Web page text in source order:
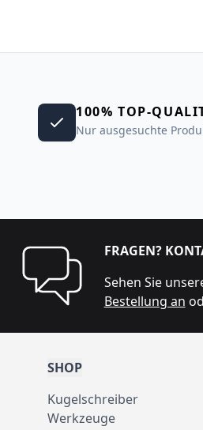
100% TOP-
Nur ausgesuchte
FRAGEN?
Sehen Sie
Bestellung an
SHOP
Kugelschreiber
Werkzeuge